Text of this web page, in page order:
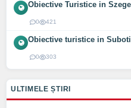
Obiective Turistice in
0 421
Obiective turistice in
0 303
ULTIMELE ȘTIRI